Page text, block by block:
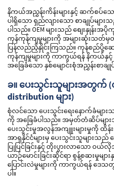
နိကယ်အညွှန်းကိန်းများနှင့် ဆက်စပ်သေ
ပါရှိသော ရှည်လျားသော စာချုပ်မျာ
ပါသည်။ OEM များသည် စျေးနှုန်း
ကုန်ကုန်ကျမှုများကို အများဆုံးသတ်မှတ်
ပြန်လည်ညှိနှိုင်းကြသည်။ ကုန်စည်ပို့ဆေ
ကုန်ကျမှုများကို ကာကွယ်ရန် နိကယ်နှင့်
အခြေခံသော နှစ်မျောင်းစုံအညွှန်းစာချု
ခ။ ပေးသွင်းသူများအတွက်
distribution များ)
စုံလင်သော ပေးသွင်းရေးနောက်ခံမျာ
ကို အခြေခံပါသည်။ အမှတ်တံဆိပ်မျာ
ပေးသွင်းမှုအလွန်အကျူးများမှုကို
အာရှနိုင်ငံများမှ ပေးသွင်းသူများသ
ပြုပြင်ခြင်းနှင့် တိုးပွားလာသော ဝ
ယာဉ်မောင်းခြင်းဆိုင်ရာ စွန့်စဆးမှုမျာ
ပြောင်းလဲမှုများကို ကာကွယ်ရန် ဒေသ
ပါ။